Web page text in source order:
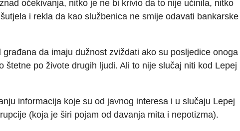
očekivanja, nitko je ne bi krivio da to nije učinila, nitko
i rekla da kao službenica ne smije odavati bankarske
da imaju dužnost zviždati ako su posljedice onoga
štetne po živote drugih ljudi. Ali to nije slučaj niti kod Lepej
informacija koje su od javnog interesa i u slučaju Lepej
(koja je širi pojam od davanja mita i nepotizma).